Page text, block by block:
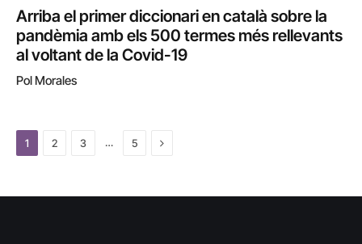
Arriba el primer diccionari en català sobre la
pandèmia amb els 500 termes més rellevants
al voltant de la Covid-19
Pol Morales
1 2 3 … 5 Next